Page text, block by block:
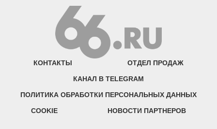
КОНТАКТЫ ОТДЕЛ ПРОДАЖ
КАНАЛ В TELEGRAM
ПОЛИТИКА ОБРАБОТКИ ПЕРСОНАЛЬНЫХ ДАННЫХ
COOKIE НОВОСТИ ПАРТНЕРОВ